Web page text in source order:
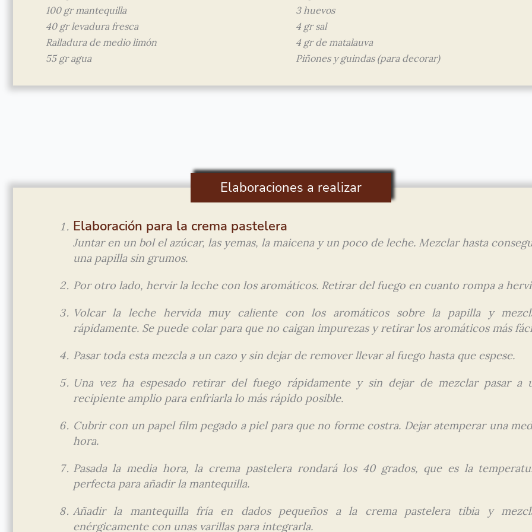
100 gr mantequilla
3 huevos
40 gr levadura fresca
4 gr sal
Ralladura de medio limón
4 gr de matalauva
55 gr agua
Piñones y guindas (para decorar)
Elaboraciones a realizar
Elaboración para la crema pastelera
Juntar en un bol el azúcar, las yemas, la maicena y un poco de leche. Mezclar hasta
una papilla sin grumos.
Por otro lado, hervir la leche con los aromáticos. Retirar del fuego en cuanto rompa a
Volcar la leche hervida muy caliente con los aromáticos sobre la papilla y
rápidamente. Se puede colar para que no caigan impurezas y retirar los aromáticos más
Pasar toda esta mezcla a un cazo y sin dejar de remover llevar al fuego hasta que espese.
Una vez ha espesado retirar del fuego rápidamente y sin dejar de mezclar pasar a
recipiente amplio para enfriarla lo más rápido posible.
Cubrir con un papel film pegado a piel para que no forme costra. Dejar atemperar una
hora.
Pasada la media hora, la crema pastelera rondará los 40 grados, que es la
perfecta para añadir la mantequilla.
Añadir la mantequilla fría en dados pequeños a la crema pastelera tibia y
enérgicamente con unas varillas para integrarla.